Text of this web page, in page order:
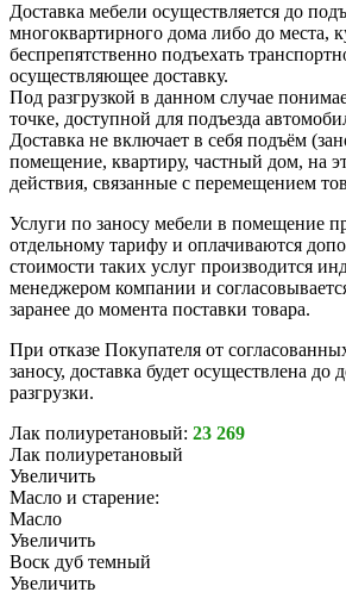
Доставка мебели осуществляется до
многоквартирного дома либо до места,
беспрепятственно подъехать
осуществляющее доставку.
Под разгрузкой в данном случае
точке, доступной для подъезда
Доставка не включает в себя подъём
помещение, квартиру, частный дом, на
действия, связанные с перемещением
Услуги по заносу мебели в помещение
отдельному тарифу и оплачиваются
стоимости таких услуг производится
менеджером компании и
заранее до момента поставки товара.
При отказе Покупателя от
заносу, доставка будет осуществлена до
разгрузки.
Лак полиуретановый: 23 269
Лак полиуретановый
Увеличить
Масло и старение:
Масло
Увеличить
Воск дуб темный
Увеличить